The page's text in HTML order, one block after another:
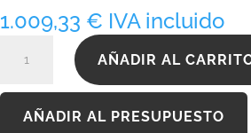
1.009,33 € IVA incluido
cantidad
AÑADIR AL
AÑADIR AL PRESUPUESTO